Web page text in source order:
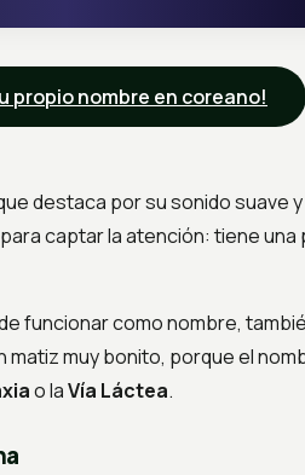
propio nombre en coreano!
destaca por su sonido suave
captar la atención: tiene
funcionar como nombre,
matiz muy bonito, porque el
o laVía Láctea.